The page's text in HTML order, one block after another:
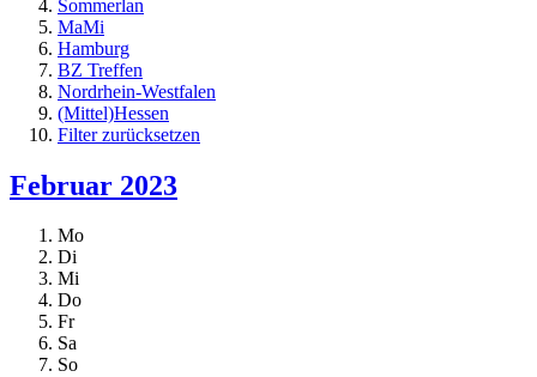
Sommerlan
MaMi
Hamburg
BZ Treffen
Nordrhein-Westfalen
(Mittel)Hessen
Filter zurücksetzen
Februar 2023
Mo
Di
Mi
Do
Fr
Sa
So